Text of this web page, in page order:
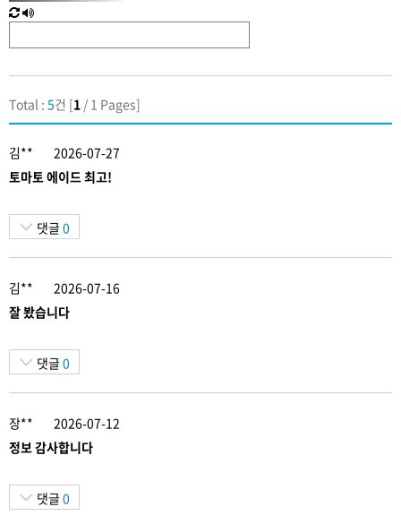
새
로
침
한
글
성
Total : 5건 [1 / 1 Pages]
김**
2026-07-27
토마토 에이드 최고!
댓글 0
김**
2026-07-16
잘 봤습니다
댓글 0
장**
2026-07-12
정보 감사합니다
댓글 0